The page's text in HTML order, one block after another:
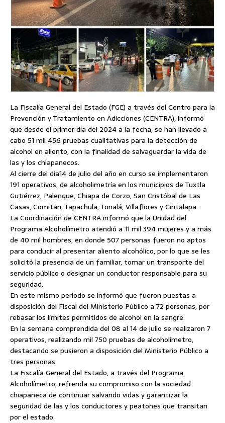
La Fiscalía General del Estado (FGE) a través del Centro para la
Prevención y Tratamiento en Adicciones (CENTRA), informó
que desde el primer día del 2024 a la fecha, se han llevado a
cabo 51 mil 456 pruebas cualitativas para la detección de
alcohol en aliento, con la finalidad de salvaguardar la vida de
las y los chiapanecos.
Al cierre del día14 de julio del año en curso se implementaron
191 operativos, de alcoholimetría en los municipios de Tuxtla
Gutiérrez, Palenque, Chiapa de Corzo, San Cristóbal de Las
Casas, Comitán, Tapachula, Tonalá, Villaflores y Cintalapa.
La Coordinación de CENTRA informó que la Unidad del
Programa Alcoholímetro atendió a 11 mil 394 mujeres y a más
de 40 mil hombres, en donde 507 personas fueron no aptos
para conducir al presentar aliento alcohólico, por lo que se les
solicitó la presencia de un familiar, tomar un transporte del
servicio público o designar un conductor responsable para su
seguridad.
En este mismo período se informó que fueron puestas a
disposición del Fiscal del Ministerio Público a 72 personas, por
rebasar los límites permitidos de alcohol en la sangre.
En la semana comprendida del 08 al 14 de julio se realizaron 7
operativos, realizando mil 750 pruebas de alcoholímetro,
destacando se pusieron a disposición del Ministerio Público a
tres personas.
La Fiscalía General del Estado, a través del Programa
Alcoholímetro, refrenda su compromiso con la sociedad
chiapaneca de continuar salvando vidas y garantizar la
seguridad de las y los conductores y peatones que transitan
por el estado.